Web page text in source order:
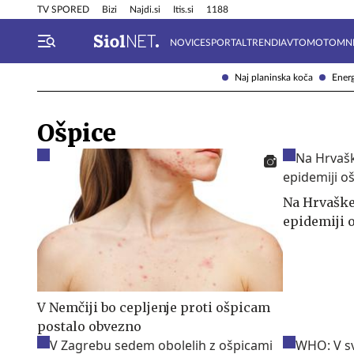
Naj planinska koča
TV SPORED Bizi Najdi.si Itis.si 1188
NOVICESPORTAL TRENDIAVTOMOTO
Info in obvestila Tehnik
Ošpice
V Nemčiji bo cepljenje proti ošpicam
postalo obvezno
Na
epidemiji